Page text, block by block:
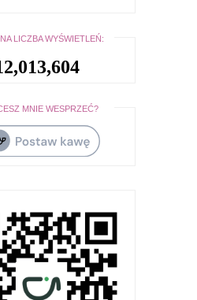
LICZBA WYŚWIETLEŃ:
MNIE WESPRZEĆ?